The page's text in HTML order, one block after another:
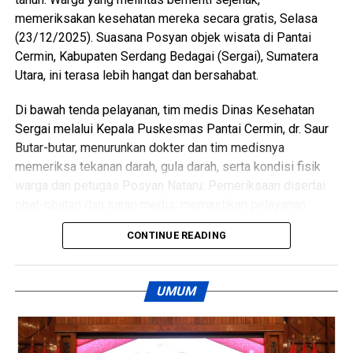
program pemenuhan gizi di wilayah Kecamatan
Perbaungan dapat berjalan lebih optimal serta memberikan
dampak nyata terhadap peningkatan kualitas hidup
masyarakat Kabupaten Serdang Bedagai. (Ynr)
Bagikan ke
WhatsApp 0 Facebook 0
memeriksakan kesehatan mereka secara gratis, Selasa
(23/12/2025). Suasana Posyan objek wisata di Pantai
Cermin, Kabupaten Serdang Bedagai (Sergai), Sumatera
Utara, ini terasa lebih hangat dan bersahabat.
Di bawah tenda pelayanan, tim medis Dinas Kesehatan
Sergai melalui Kepala Puskesmas Pantai Cermin, dr. Saur
Butar-butar, menurunkan dokter dan tim medisnya
memeriksa tekanan darah, gula darah, serta kondisi fisik
warga dan petugas Posyan Nataru. Pemeriksaan disertai
berjalan optimal sebagai bagian dari dukungan Operasi
Manajer PLN Taufik Harijanto, petugas memasang dua unit
lampu penerangan jalan di sekitar Posyan di kiri dan kanan.
Saat malam tiba, cahaya lampu memberi rasa aman
CONTINUE READING
UMUM